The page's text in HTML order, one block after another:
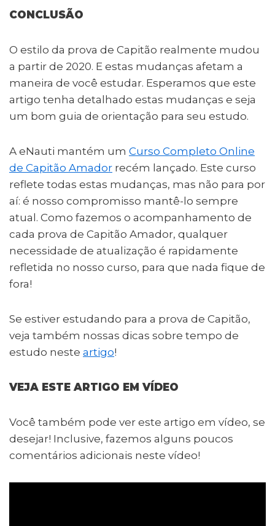
CONCLUSÃO
O estilo da prova de Capitão realmente mudou
a partir de 2020. E estas mudanças afetam a
maneira de você estudar. Esperamos que este
artigo tenha detalhado estas mudanças e seja
um bom guia de orientação para seu estudo.
A eNauti mantém um Curso Completo Online
de Capitão Amador recém lançado. Este curso
reflete todas estas mudanças, mas não para por
aí: é nosso compromisso mantê-lo sempre
atual. Como fazemos o acompanhamento de
cada prova de Capitão Amador, qualquer
necessidade de atualização é rapidamente
refletida no nosso curso, para que nada fique de
fora!
Se estiver estudando para a prova de Capitão,
veja também nossas dicas sobre tempo de
estudo neste artigo!
VEJA ESTE ARTIGO EM VÍDEO
Você também pode ver este artigo em vídeo, se
desejar! Inclusive, fazemos alguns poucos
comentários adicionais neste vídeo!